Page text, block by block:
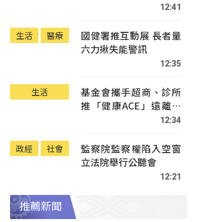
12:41
生活 醫療
國健署推互動展 長者量
六力揪失能警訊
12:35
生活
基金會攜手超商、診所
推「健康ACE」遠離疾
12:34
政經 社會
監察院監察權陷入空窗
立法院舉行公聽會
12:21
推薦新聞